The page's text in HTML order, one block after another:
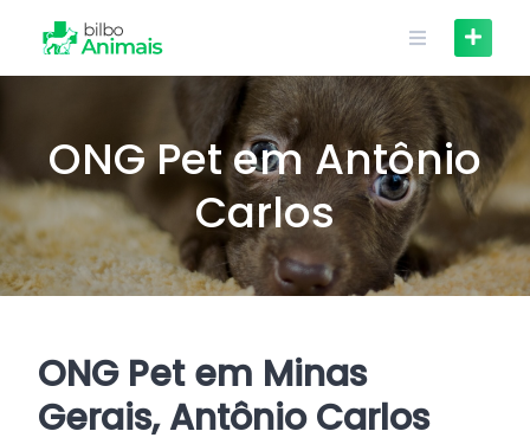
content
ONG Pet em Antônio
Carlos
ONG Pet em Minas
Gerais, Antônio Carlos